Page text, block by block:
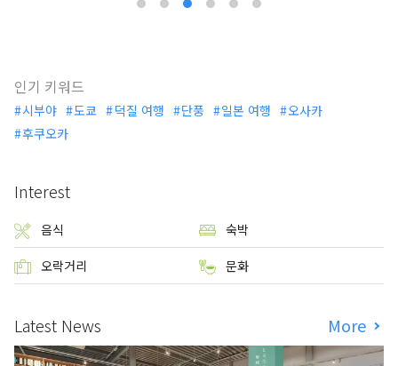
인기 키워드
시부야 도쿄 덕질 여행 단풍 일본 여행
오사카
후쿠오카
Interest
음식 숙박
오락거리 문화
Latest News More